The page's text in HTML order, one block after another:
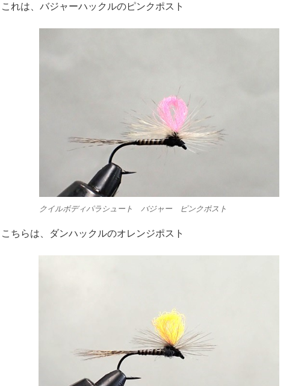
これは、バジャーハックルのピンクポスト
クイルボディパラシュート バジャー ピンクポスト
こちらは、ダンハックルのオレンジポスト